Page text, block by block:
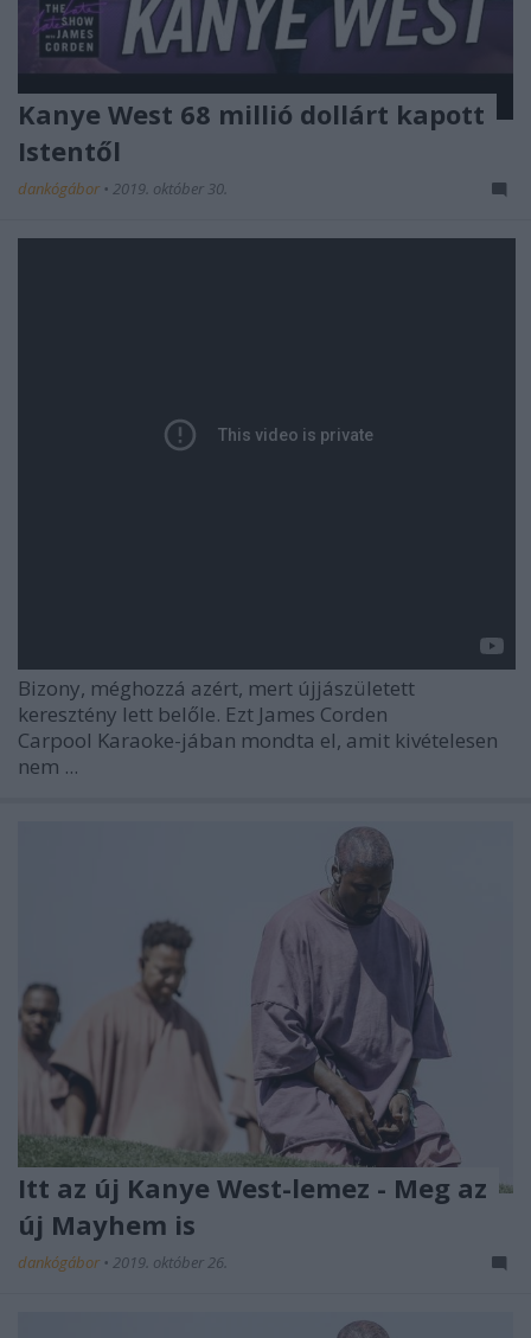
Kanye West 68 millió dollárt kapott
Istentől
dankógábor • 2019. október 30.
Bizony, méghozzá azért, mert újjászületett
keresztény lett belőle. Ezt James Corden
Carpool Karaoke-jában mondta el, amit kivételesen
nem ...
Itt az új Kanye West-lemez - Meg az
új Mayhem is
dankógábor • 2019. október 26.